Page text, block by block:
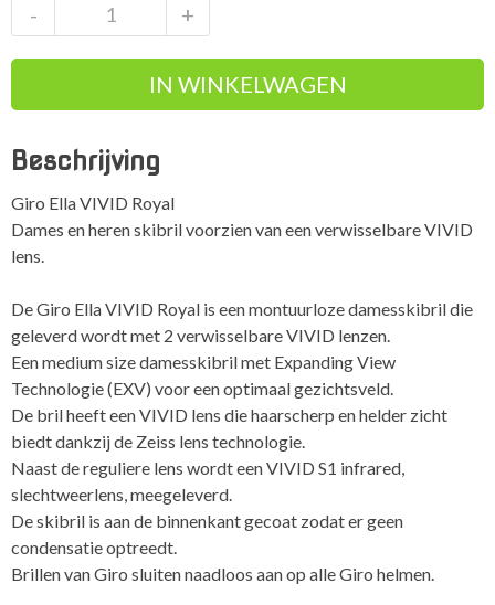
Ella
VIVID
dames
heren
+
verwisselbare
+
-
IN WINKELWAGEN
Beschrijving
Giro Ella VIVID Royal
Dames en heren skibril voorzien van een verwisselbare VIVID
lens.
De Giro Ella VIVID Royal is een montuurloze damesskibril die
geleverd wordt met 2 verwisselbare VIVID lenzen.
Een medium size damesskibril met Expanding View
Technologie (EXV) voor een optimaal gezichtsveld.
De bril heeft een VIVID lens die haarscherp en helder zicht
biedt dankzij de Zeiss lens technologie.
Naast de reguliere lens wordt een VIVID S1 infrared,
slechtweerlens, meegeleverd.
De skibril is aan de binnenkant gecoat zodat er geen
condensatie optreedt.
Brillen van Giro sluiten naadloos aan op alle Giro helmen.